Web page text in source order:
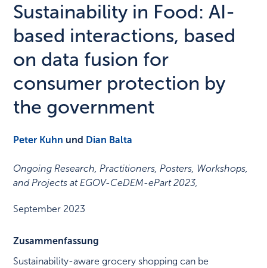
Sustainability in Food: AI-
based interactions, based
on data fusion for
consumer protection by
the government
Peter Kuhn und Dian Balta
Ongoing Research, Practitioners, Posters, Workshops,
and Projects at EGOV-CeDEM-ePart 2023,
September 2023
Zusammenfassung
Sustainability-aware grocery shopping can be